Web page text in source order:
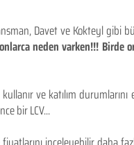
Davet ve Kokteyl gibi
neden varken!!! Birde
ve katılım durumlarını
bir LCV...